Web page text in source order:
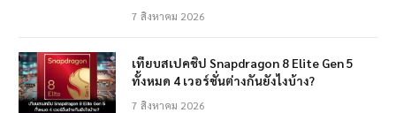
7 สิงหาคม 2026
เทียบสเปคชิป Snapdragon 8 Elite Gen 5
ทั้งหมด 4 เวอร์ชั่นต่างกันยังไงบ้าง?
7 สิงหาคม 2026